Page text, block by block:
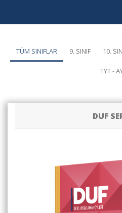
TÜM SINIFLAR 9. SINIF 10.
TYT -
DUF